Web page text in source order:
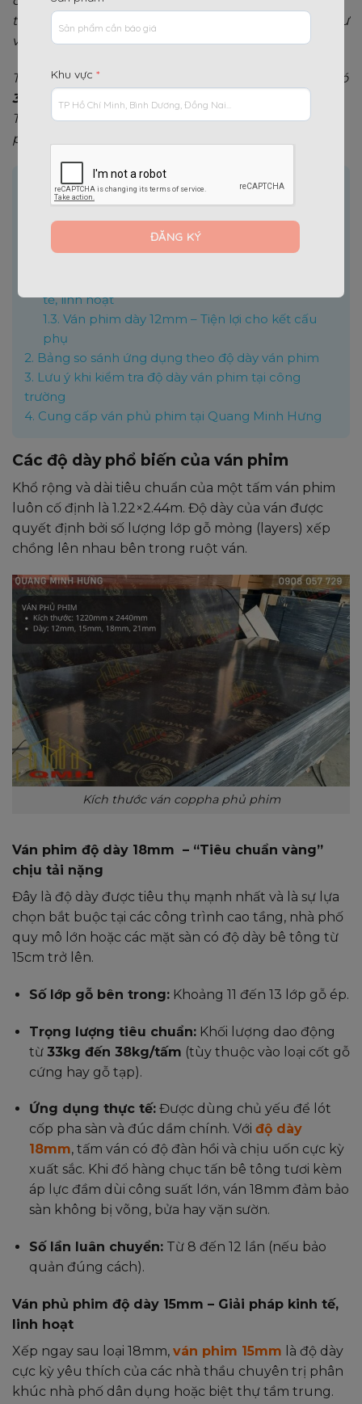
tông mà còn giúp nhà thầu tối ưu hóa chi phí đầu tư
và trọng lượng khuân vác của nhân công.
Thực tế trên công trường hiện nay, ván phủ phim có
3 độ dày phổ biến nhất
là12mm, 15mm và 18mm
Trong đó, loại 15mm và 18mm chiếm đến 80% thị
phần.
Nội dung chính Ẩn]
Các độ dày phổ biến của ván phim
Ván phim độ dày 18mm – “Tiêu chuẩn vàng”
tế, linh hoạt
1.3. Ván phim dày 12mm – Tiện lợi cho kết cấu
phụ
2. Bảng so sánh ứng dụng theo độ dày ván phim
3. Lưu ý khi kiểm tra độ dày ván phim tại công
trường
4. Cung cấp ván phủ phim tại Quang Minh Hưng
Các độ dày phổ biến của ván phim
Khổ rộng và dài tiêu chuẩn của một tấm ván phim
luôn cố định là 1.22×2.44m. Độ dày của ván được
quyết định bởi số lượng lớp gỗ mỏng (layers) xếp
chồng lên nhau bên trong ruột ván.
Kích thước ván coppha phủ phim
Ván phim độ dày 18mm – “Tiêu chuẩn vàng”
chịu tải nặng
Đây là độ dày được tiêu thụ mạnh nhất và là sự lựa
chọn bắt buộc tại các công trình cao tầng, nhà phố
quy mô lớn hoặc các mặt sàn có độ dày bê tông từ
15cm trở lên.
Số lớp gỗ bên trong:Khoảng 11 đến 13 lớp gỗ ép.
Trọng lượng tiêu chuẩn:Khối lượng dao động
từ 33kg đến 38kg/tấm (tùy thuộc vào loại cốt gỗ
cứng hay gỗ tạp).
Ứng dụng thực tế:Được dùng chủ yếu để lót
cốp pha sàn và đúc dầm chính. Với độ dày
18mm, tấm ván có độ đàn hồi và chịu uốn cực kỳ
xuất sắc. Khi đổ hàng chục tấn bê tông tươi kèm
áp lực đầm dùi công suất lớn, ván 18mm đảm bảo
sàn không bị võng, bửa hay vặn sườn.
Số lần luân chuyển:Từ 8 đến 12 lần (nếu bảo
quản đúng cách).
Ván phủ phim độ dày 15mm – Giải pháp kinh tế,
linh hoạt
Xếp ngay sau loại 18mm, ván phim 15mm là độ dày
cực kỳ yêu thích của các nhà thầu chuyên trị phân
khúc nhà phố dân dụng hoặc biệt thự tầm trung.
Khu vực *